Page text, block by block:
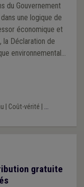
du Gouvernement
une logique de
économique et
Déclaration de
environnementale
Coût-vérité ...
gratuite